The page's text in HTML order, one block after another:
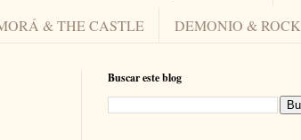
& THE CASTLE DEMONIO & ROCK
Buscar este blog